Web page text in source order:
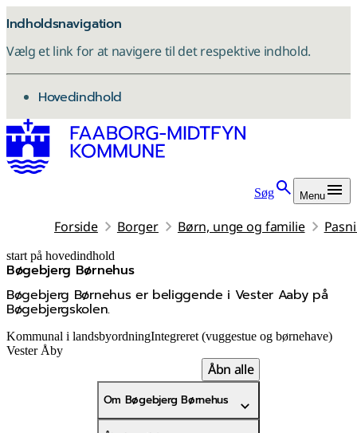
Indholdsnavigation
Vælg et link for at navigere til det respektive indhold.
gå til
Hovedindhold
Søg Menu
Forside Borger Børn, unge og familie
start på hovedindhold
Bøgebjerg Børnehus
Bøgebjerg Børnehus er beliggende i Vester Aaby på
Bøgebjergskolen.
senest opdateret 22. maj 2026
Kommunal i landsbyordningIntegreret (vuggestue og børnehave)
Vester Åby
Åbn alle
Om Bøgebjerg Børnehus